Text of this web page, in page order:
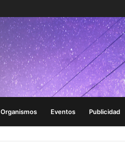
Organismos Eventos Publicidad